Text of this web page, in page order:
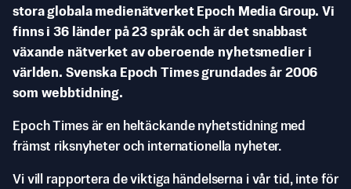
stora globala medienätverket Epoch Media Group. Vi
finns i 36 länder på 23 språk och är det snabbast
växande nätverket av oberoende nyhetsmedier i
världen. Svenska Epoch Times grundades år 2006
som webbtidning.
Epoch Times är en heltäckande nyhetstidning med
främst riksnyheter och internationella nyheter.
Vi vill rapportera de viktiga händelserna i vår tid, inte för